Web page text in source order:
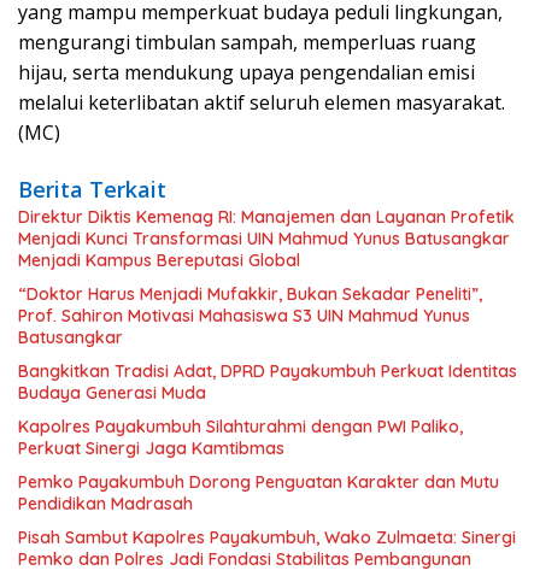
yang mampu memperkuat budaya peduli lingkungan,
mengurangi timbulan sampah, memperluas ruang
hijau, serta mendukung upaya pengendalian emisi
melalui keterlibatan aktif seluruh elemen masyarakat.
(MC)
Berita Terkait
Direktur Diktis Kemenag RI: Manajemen dan Layanan Profetik
Menjadi Kunci Transformasi UIN Mahmud Yunus Batusangkar
Menjadi Kampus Bereputasi Global
“Doktor Harus Menjadi Mufakkir, Bukan Sekadar Peneliti”,
Prof. Sahiron Motivasi Mahasiswa S3 UIN Mahmud Yunus
Batusangkar
Bangkitkan Tradisi Adat, DPRD Payakumbuh Perkuat Identitas
Budaya Generasi Muda
Kapolres Payakumbuh Silahturahmi dengan PWI Paliko,
Perkuat Sinergi Jaga Kamtibmas
Pemko Payakumbuh Dorong Penguatan Karakter dan Mutu
Pendidikan Madrasah
Pisah Sambut Kapolres Payakumbuh, Wako Zulmaeta: Sinergi
Pemko dan Polres Jadi Fondasi Stabilitas Pembangunan